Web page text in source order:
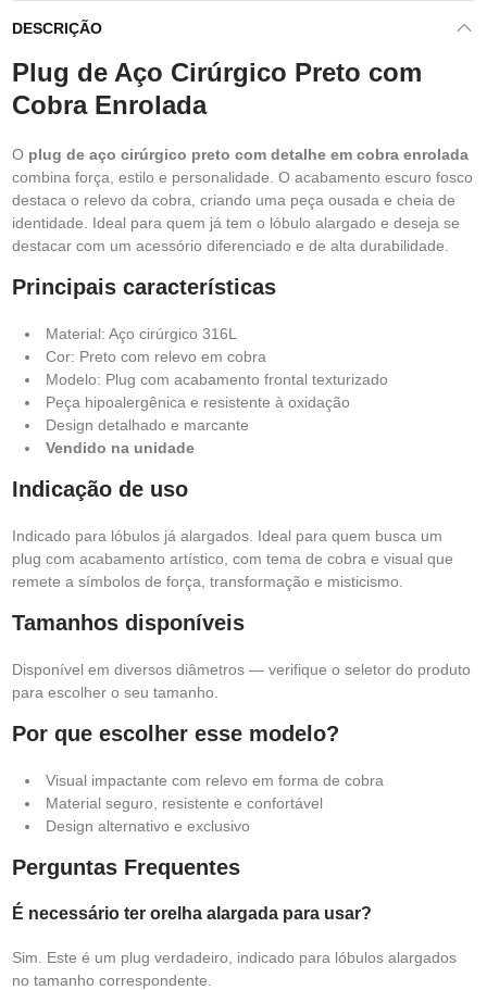
DESCRIÇÃO
Plug de Aço Cirúrgico Preto com
Cobra Enrolada
O plug de aço cirúrgico preto com detalhe em cobra enrolada
combina força, estilo e personalidade. O acabamento escuro fosco
destaca o relevo da cobra, criando uma peça ousada e cheia de
identidade. Ideal para quem já tem o lóbulo alargado e deseja se
destacar com um acessório diferenciado e de alta durabilidade.
Principais características
Material: Aço cirúrgico 316L
Cor: Preto com relevo em cobra
Modelo: Plug com acabamento frontal texturizado
Peça hipoalergênica e resistente à oxidação
Design detalhado e marcante
Vendido na unidade
Indicação de uso
Indicado para lóbulos já alargados. Ideal para quem busca um
plug com acabamento artístico, com tema de cobra e visual que
remete a símbolos de força, transformação e misticismo.
Tamanhos disponíveis
Disponível em diversos diâmetros — verifique o seletor do produto
para escolher o seu tamanho.
Por que escolher esse modelo?
Visual impactante com relevo em forma de cobra
Material seguro, resistente e confortável
Design alternativo e exclusivo
Perguntas Frequentes
É necessário ter orelha alargada para usar?
Sim. Este é um plug verdadeiro, indicado para lóbulos alargados
no tamanho correspondente.